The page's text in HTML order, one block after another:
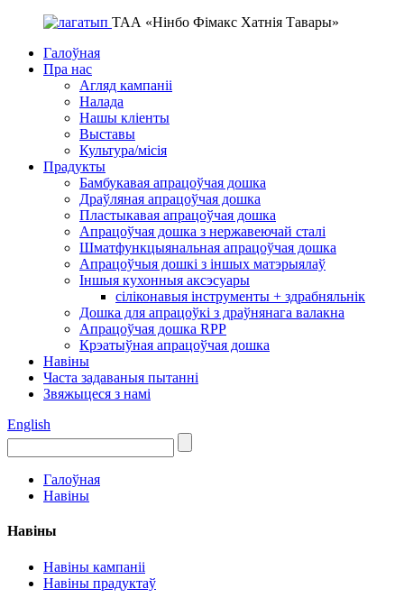
ТАА «Нінбо Фімакс Хатнія Тавары»
Галоўная
Пра нас
Агляд кампаніі
Налада
Нашы кліенты
Выставы
Культура/місія
Прадукты
Бамбукавая апрацоўчая дошка
Драўляная апрацоўчая дошка
Пластыкавая апрацоўчая дошка
Апрацоўчая дошка з нержавеючай сталі
Шматфункцыянальная апрацоўчая дошка
Апрацоўчыя дошкі з іншых матэрыялаў
Іншыя кухонныя аксэсуары
сіліконавыя інструменты + здрабняльнік
Дошка для апрацоўкі з драўнянага валакна
Апрацоўчая дошка RPP
Крэатыўная апрацоўчая дошка
Навіны
Часта задаваныя пытанні
Звяжыцеся з намі
English
Галоўная
Навіны
Навіны
Навіны кампаніі
Навіны прадуктаў